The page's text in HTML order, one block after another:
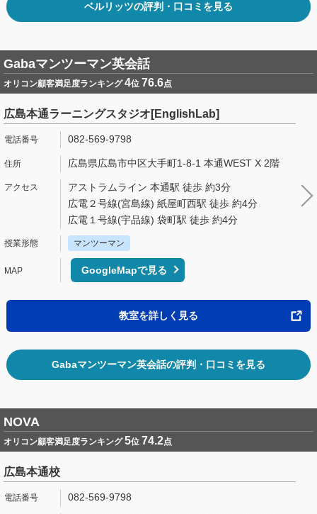
ベルリッツの評判・口コミを見る
Gabaマンツーマン英会話
オリコン顧客満足度ランキング4位 76.6点
広島本通ラーニングスタジオ[EnglishLab]
082-569-9798
広島県広島市中区大手町1-8-1 本通WEST X 2階
アストラムライン 本通駅 徒歩 約3分
広電２号線(宮島線) 紙屋町西駅 徒歩 約4分
広電１号線(宇品線) 袋町駅 徒歩 約4分
マンツーマン
GoogleMapで見る
教室を詳しく見る
Gabaマンツーマン英会話の評判・口コミを見る
NOVA
オリコン顧客満足度ランキング5位 74.2点
広島本通校
082-569-9798